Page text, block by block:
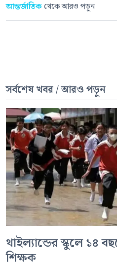
আন্তর্জাতিক থেকে আরও পড়ুন
সর্বশেষ খবর / আরও পড়ুন
থাইল্যান্ডের স্কুলে ১৪
শিক্ষক